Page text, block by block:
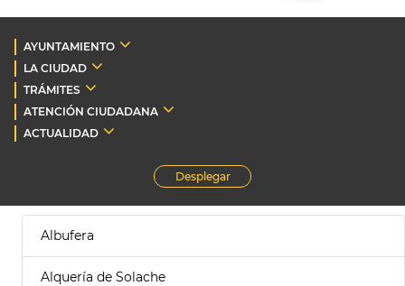
AYUNTAMIENTO
LA CIUDAD
TRÁMITES
ATENCIÓN CIUDADANA
ACTUALIDAD
Desplegar
Albufera
Alquería de Solache